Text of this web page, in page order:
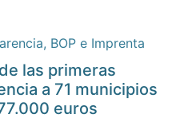
BOP e Imprenta
las primeras
a 71 municipios
euros